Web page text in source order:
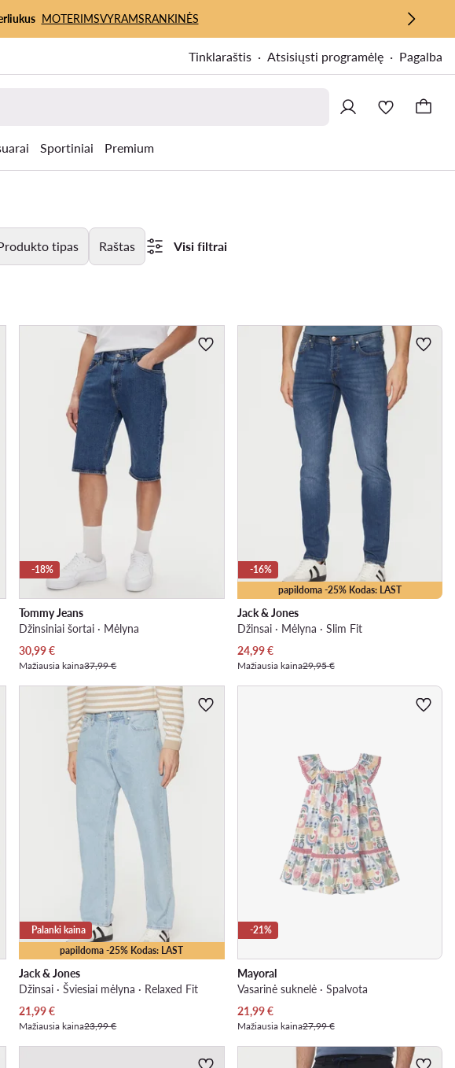
MOTERIMSVYRAMSRANKINĖS
Tinklaraštis Atsisiųsti programėlę Pagalba
Sportiniai Premium
tipas Raštas Visi filtrai
-18%
Tommy Jeans
Džinsiniai šortai · Mėlyna
Dabartinė kaina
30,99€
Mažiausia kaina37,99 €
papildoma -25% Kodas: LAST
-16%
Jack & Jones
Džinsai · Mėlyna · Slim Fit
Dabartinė kaina
24,99€
Mažiausia kaina29,95 €
papildoma -25% Kodas: LAST
Palanki kaina
Jack & Jones
Džinsai · Šviesiai mėlyna · Relaxed Fit
Dabartinė kaina
21,99€
Mažiausia kaina23,99 €
-21%
Mayoral
Vasarinė suknelė · Spalvota
Dabartinė kaina
21,99€
Mažiausia kaina27,99 €